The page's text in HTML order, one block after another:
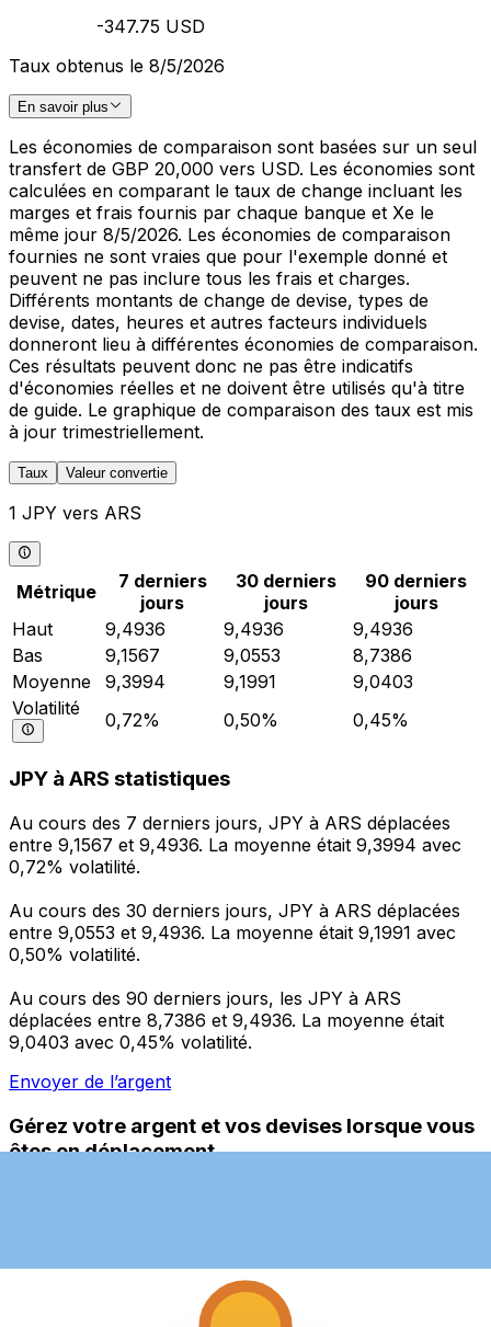
-347.75 USD
Taux obtenus le 8/5/2026
En savoir plus
Les économies de comparaison sont basées sur un seul
transfert de GBP 20,000 vers USD. Les économies sont
calculées en comparant le taux de change incluant les
marges et frais fournis par chaque banque et Xe le
même jour 8/5/2026. Les économies de comparaison
fournies ne sont vraies que pour l'exemple donné et
peuvent ne pas inclure tous les frais et charges.
Différents montants de change de devise, types de
devise, dates, heures et autres facteurs individuels
donneront lieu à différentes économies de comparaison.
Ces résultats peuvent donc ne pas être indicatifs
d'économies réelles et ne doivent être utilisés qu'à titre
de guide. Le graphique de comparaison des taux est mis
à jour trimestriellement.
Taux Valeur convertie
1 JPY vers ARS
Métrique
7 derniers
jours
30 derniers
jours
90 derniers
jours
Haut
9,4936 9,4936
9,4936
Bas
9,1567 9,0553
8,7386
Moyenne
9,3994 9,1991
9,0403
Volatilité
0,72% 0,50% 0,45%
JPY à ARS statistiques
Au cours des 7 derniers jours, JPY à ARS déplacées
entre 9,1567 et 9,4936. La moyenne était 9,3994 avec
0,72% volatilité.
Au cours des 30 derniers jours, JPY à ARS déplacées
entre 9,0553 et 9,4936. La moyenne était 9,1991 avec
0,50% volatilité.
Au cours des 90 derniers jours, les JPY à ARS
déplacées entre 8,7386 et 9,4936. La moyenne était
9,0403 avec 0,45% volatilité.
Envoyer de l’argent
Gérez votre argent et vos devises lorsque vous
êtes en déplacement
l'argent à l'étranger sans frais cachés. Téléchargez
l'application dès aujourd'hui !